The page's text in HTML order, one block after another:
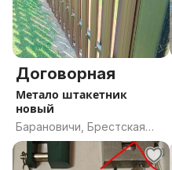
Договорная
Метало штакетник
новый
Барановичи, Брестская
область